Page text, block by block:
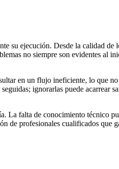
su ejecución. Desde la calidad de
no siempre son evidentes al
en un flujo ineficiente, lo que
ignorarlas puede acarrear
La falta de conocimiento técnico
de profesionales cualificados que